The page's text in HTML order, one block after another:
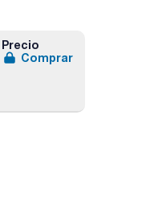
Precio
Comprar